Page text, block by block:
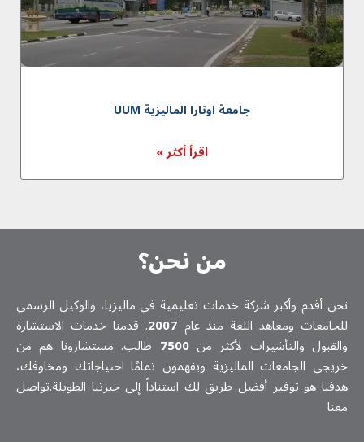
جامعة اوتارا الماليزية UUM
اقرأ أكثر »
من نحن؟
نحن أقدم وأكبر شركة خدمات تعلیمیة في ماليزيا، والوكيل الرسمي
للجامعات ومعاهد اللغة منذ عام 2007. قدمنا خدمات الاستشارة
والقبول والتأشيرات لأكثر من7500 طالب. مستشارونا هم من
خريجي الجامعات الماليزية ويفهمون تمامًا احتياجاتك ومخاوفك،
هدفنا هو توفير أفضل طريق لك استناداً إلى خبرتنا الطويلة.تواصل
معنا